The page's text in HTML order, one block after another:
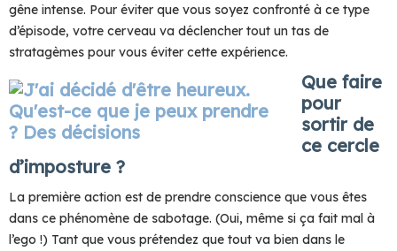
gêne intense. Pour éviter que vous soyez confronté à ce type
d’épisode, votre cerveau va déclencher tout un tas de
stratagèmes pour vous éviter cette expérience.
Que faire
pour
sortir de
ce cercle
d’imposture ?
La première action est de prendre conscience que vous êtes
dans ce phénomène de sabotage. (Oui, même si ça fait mal à
l’ego !) Tant que vous prétendez que tout va bien dans le